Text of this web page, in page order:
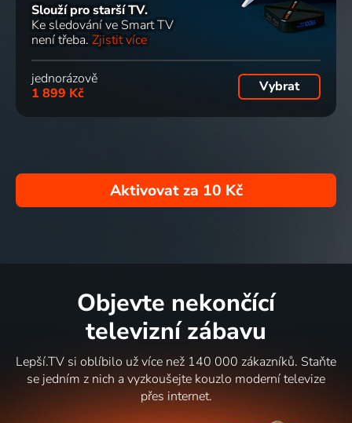
Slouží pro starší TV.
Ke sledování ve Smart TV
není třeba. Zjistit více
jednorázově
1 899 Kč
Vybrat
Aktivovat za 10 Kč
Objevte nekončící
televizní zábavu
Lepší.TV si oblíbilo už více než 140 000 zákazníků. Staňte
se jedním z nich a vyzkoušejte kouzlo moderní televize
přes internet.